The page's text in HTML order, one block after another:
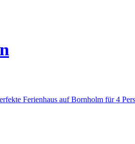
Ferienhaus auf Bornholm für 4